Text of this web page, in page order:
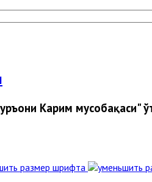
Карим мусобақаси"
размер шрифта